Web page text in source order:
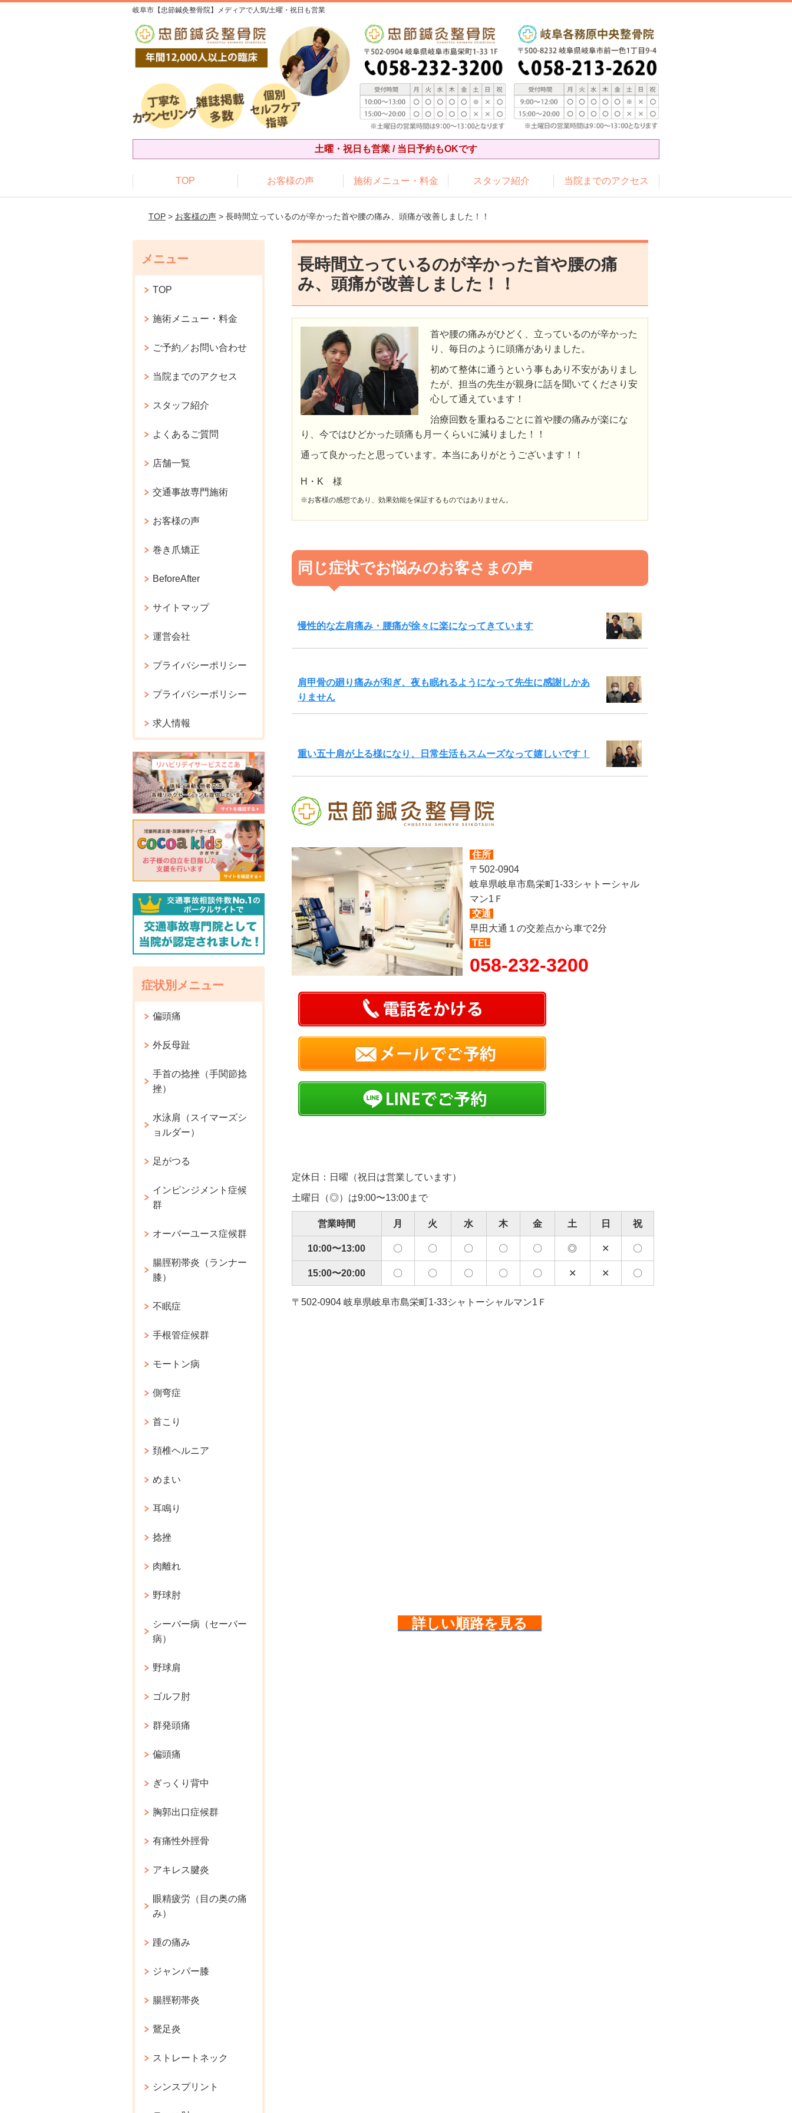
岐阜市【忠節鍼灸整骨院】メディアで人気/土曜・祝日も営業
土曜・祝日も営業 / 当日予約もOKです
TOP お客様の声 施術メニュー・料金 スタッフ紹介 当院までのアクセス
TOP> お客様の声> 長時間立っているのが辛かった首や腰の痛み、頭痛が改善しました！！
長時間立っているのが辛かった首や腰の痛
み、頭痛が改善しました！！
首や腰の痛みがひどく、立っているのが辛かった
り、毎日のように頭痛がありました。
初めて整体に通うという事もあり不安がありまし
たが、担当の先生が親身に話を聞いてくださり安
心して通えています！
治療回数を重ねるごとに首や腰の痛みが楽にな
り、今ではひどかった頭痛も月一くらいに減りました！！
通って良かったと思っています。本当にありがとうございます！！
H・K 様
※お客様の感想であり、効果効能を保証するものではありません。
同じ症状でお悩みのお客さまの声
慢性的な左肩痛み・腰痛が徐々に楽になってきています
肩甲骨の廻り痛みが和ぎ、夜も眠れるようになって先生に感謝しかあ
りません
重い五十肩が上る様になり、日常生活もスムーズなって嬉しいです！
住所
〒502-0904
岐阜県岐阜市島栄町1-33シャトーシャル
マン1Ｆ
交通
早田大通１の交差点から車で2分
TEL
058-232-3200
定休日：日曜（祝日は営業しています）
土曜日（◎）は9:00〜13:00まで
営業時間 月 火 水 木 金 土 日 祝
10:00〜13:00 〇 〇 〇 〇 〇 ◎ ✕ 〇
15:00〜20:00 〇 〇 〇 〇 〇 ✕ ✕ 〇
〒502-0904 岐阜県岐阜市島栄町1-33シャトーシャルマン1Ｆ
詳しい順路を見る
メニュー
TOP
施術メニュー・料金
ご予約／お問い合わせ
当院までのアクセス
スタッフ紹介
よくあるご質問
店舗一覧
交通事故専門施術
お客様の声
巻き爪矯正
BeforeAfter
サイトマップ
運営会社
プライバシーポリシー
プライバシーポリシー
求人情報
症状別メニュー
偏頭痛
外反母趾
手首の捻挫（手関節捻
挫）
水泳肩（スイマーズシ
ョルダー）
足がつる
インピンジメント症候
群
オーバーユース症候群
腸脛靭帯炎（ランナー
膝）
不眠症
手根管症候群
モートン病
側弯症
首こり
頚椎ヘルニア
めまい
耳鳴り
捻挫
肉離れ
野球肘
シーバー病（セーバー
病）
野球肩
ゴルフ肘
群発頭痛
偏頭痛
ぎっくり背中
胸郭出口症候群
有痛性外脛骨
アキレス腱炎
眼精疲労（目の奥の痛
み）
踵の痛み
ジャンパー膝
腸脛靭帯炎
鵞足炎
ストレートネック
シンスプリント